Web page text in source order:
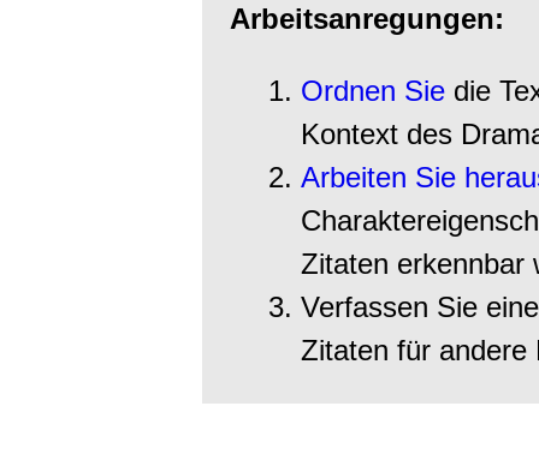
Arbeitsanregungen:
Ordnen Sie die
Kontext des
Arbeiten Sie
Zitaten erkennbar
Verfassen Sie
Zitaten für andere